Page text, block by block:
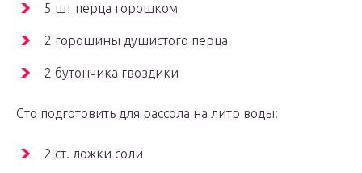
5 шт перца горошком
2 горошины душистого перца
2 бутончика гвоздики
Сто подготовить для рассола на литр воды:
2 ст. ложки соли